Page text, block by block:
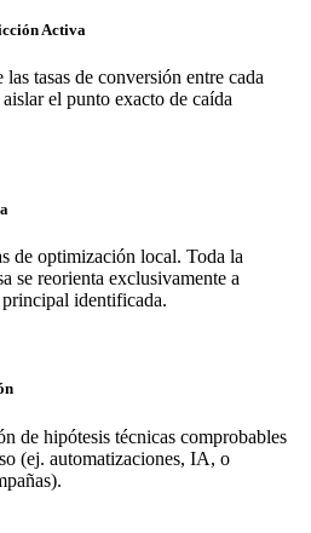
Activa
tasas de conversión entre cada
el punto exacto de caída
de optimización local. Toda la
se reorienta exclusivamente a
identificada.
de hipótesis técnicas comprobables
(ej. automatizaciones, IA, o